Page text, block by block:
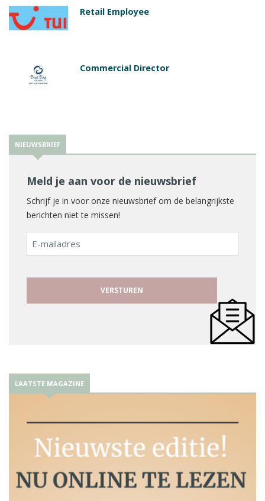
Retail Employee
Commercial Director
NIEUWSBRIEF
Meld je aan voor de nieuwsbrief
Schrijf je in voor onze nieuwsbrief om de belangrijkste
berichten niet te missen!
E-
mailadres
LAATSTE MAGAZINE